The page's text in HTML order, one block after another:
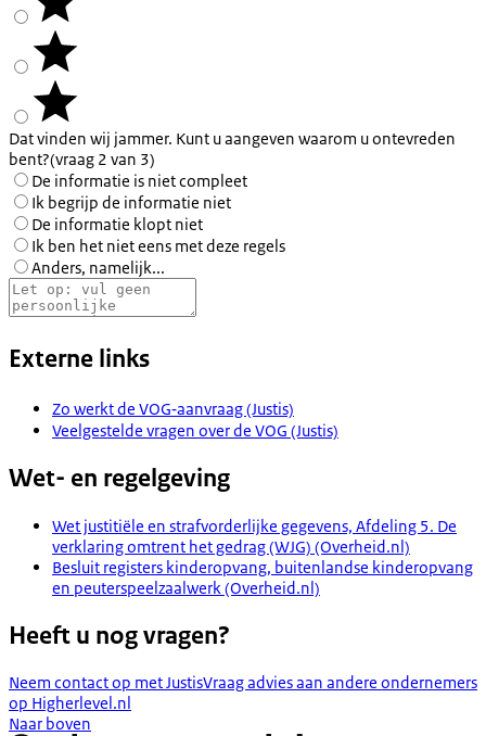
Dat vinden wij jammer. Kunt u aangeven waarom u ontevreden
bent?(vraag 2 van 3)
De informatie is niet compleet
Ik begrijp de informatie niet
De informatie klopt niet
Ik ben het niet eens met deze regels
Anders, namelijk...
Externe links
Zo werkt de VOG‑aanvraag (Justis)
Veelgestelde vragen over de VOG (Justis)
Wet- en regelgeving
Wet justitiële en strafvorderlijke gegevens, Afdeling 5. De
verklaring omtrent het gedrag (WJG) (Overheid.nl)
Besluit registers kinderopvang, buitenlandse kinderopvang
en peuterspeelzaalwerk (Overheid.nl)
Heeft u nog vragen?
Neem contact op met JustisVraag advies aan andere ondernemers
op Higherlevel.nl
Naar boven